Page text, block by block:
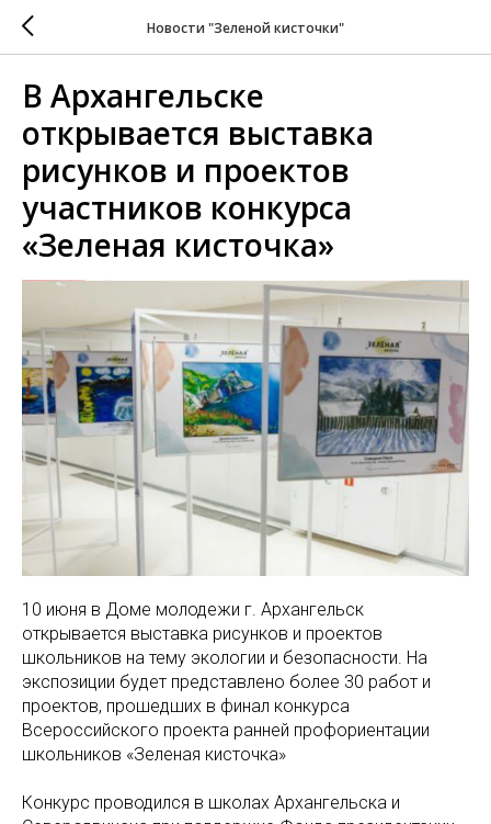
Новости "Зеленой кисточки"
В Архангельске
открывается выставка
рисунков и проектов
участников конкурса
«Зеленая кисточка»
10 июня в Доме молодежи г. Архангельск
открывается выставка рисунков и проектов
школьников на тему экологии и безопасности. На
экспозиции будет представлено более 30 работ и
проектов, прошедших в финал конкурса
Всероссийского проекта ранней профориентации
школьников «Зеленая кисточка»
Конкурс проводился в школах Архангельска и